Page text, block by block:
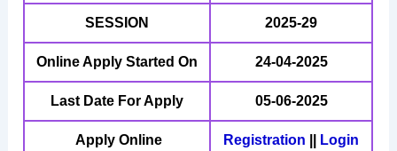
SESSION 2025-29
Online Apply Started On 24-04-2025
Last Date For Apply 05-06-2025
Apply Online Registration Login